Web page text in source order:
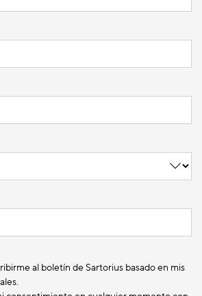
al boletín de Sartorius basado en mis